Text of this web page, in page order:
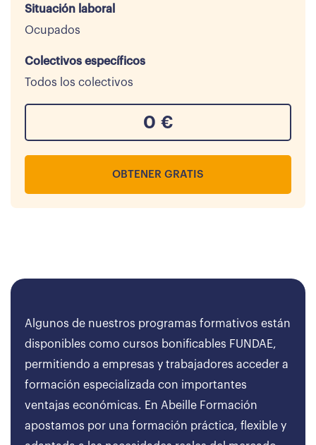
Situación laboral
Ocupados
Colectivos específicos
Todos los colectivos
0 €
OBTENER GRATIS
Algunos de nuestros programas formativos están
disponibles como cursos bonificables FUNDAE,
permitiendo a empresas y trabajadores acceder a
formación especializada con importantes
ventajas económicas. En Abeille Formación
apostamos por una formación práctica, flexible y